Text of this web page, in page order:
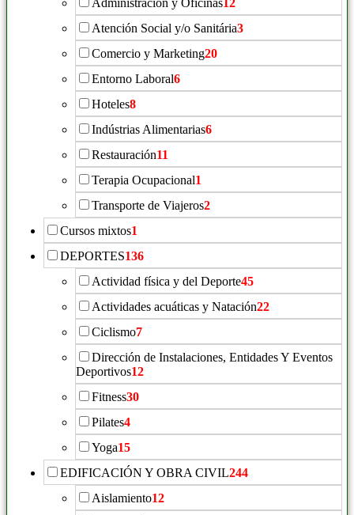
Atención Social y/o Sanitária3
Comercio y Marketing20
Entorno Laboral6
Hoteles8
Indústrias Alimentarias6
Restauración11
Terapia Ocupacional1
Transporte de Viajeros2
Cursos mixtos1
DEPORTES136
Actividad física y del Deporte45
Actividades acuáticas y Natación22
Ciclismo7
Dirección de Instalaciones, Entidades Y Eventos
Deportivos12
Fitness30
Pilates4
Yoga15
EDIFICACIÓN Y OBRA CIVIL244
Aislamiento12